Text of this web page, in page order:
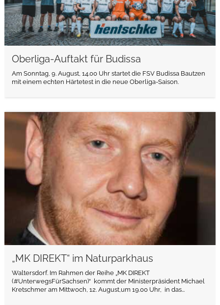
Oberliga-Auftakt für Budissa
Am Sonntag, 9. August, 14.00 Uhr startet die FSV Budissa Bautzen
mit einem echten Härtetest in die neue Oberliga-Saison.
„MK DIREKT“ im Naturparkhaus
Waltersdorf. Im Rahmen der Reihe „MK DIREKT
(#UnterwegsFürSachsen)“ kommt der Ministerpräsident Michael
Kretschmer am Mittwoch, 12. August,um 19.00 Uhr, in das...
weiterlesen